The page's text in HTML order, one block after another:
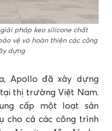
pháp keo silicone chất
vệ và hoàn thiện các công
dựng
Apollo đã xây dựng
thị trường Việt Nam.
cấp một loạt sản
cho cả các công trình